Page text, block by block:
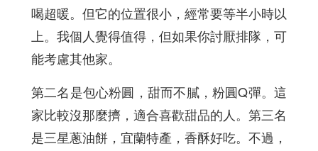
喝超暖。但它的位置很小，經常要等半小時以
上。我個人覺得值得，但如果你討厭排隊，可
能考慮其他家。
第二名是包心粉圓，甜而不膩，粉圓Q彈。這
家比較沒那麼擠，適合喜歡甜品的人。第三名
是三星蔥油餅，宜蘭特產，香酥好吃。不過，